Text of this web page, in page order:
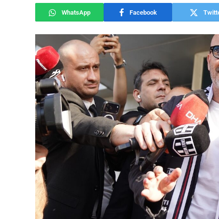
WhatsApp Facebook